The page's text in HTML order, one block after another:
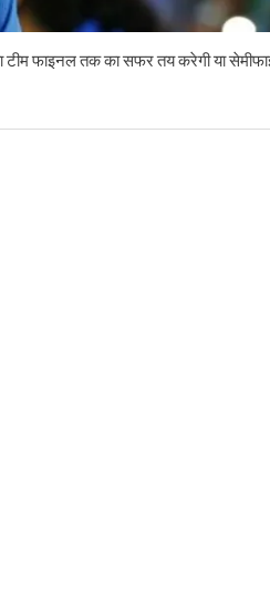
टीम फाइनल तक का सफर तय करेगी या